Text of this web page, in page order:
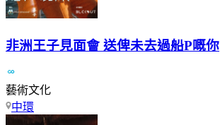
非洲王子見面會 送俾未去過船P嘅你
藝術文化
中環